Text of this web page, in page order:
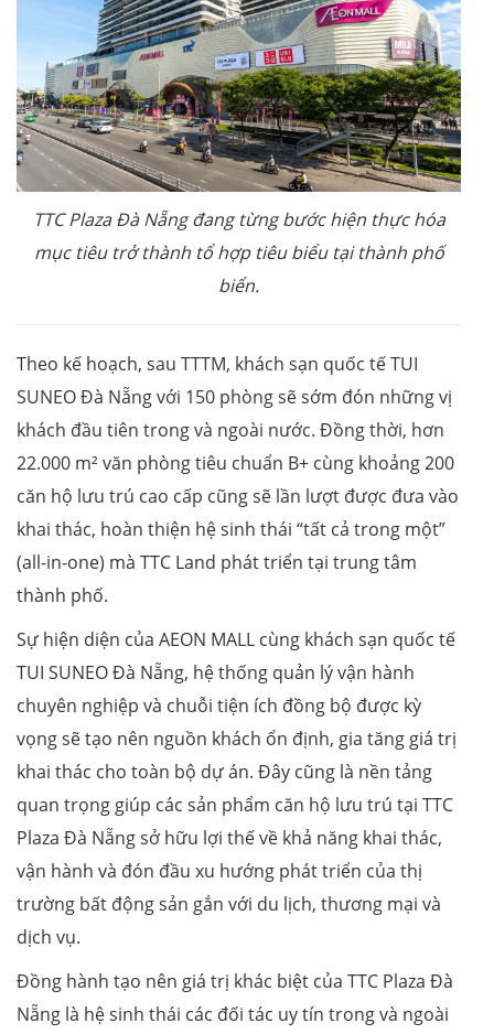
TTC Plaza Đà Nẵng đang từng bước hiện thực hóa
mục tiêu trở thành tổ hợp tiêu biểu tại thành phố
biển.
Theo kế hoạch, sau TTTM, khách sạn quốc tế TUI
SUNEO Đà Nẵng với 150 phòng sẽ sớm đón những vị
khách đầu tiên trong và ngoài nước. Đồng thời, hơn
22.000 m² văn phòng tiêu chuẩn B+ cùng khoảng 200
căn hộ lưu trú cao cấp cũng sẽ lần lượt được đưa vào
khai thác, hoàn thiện hệ sinh thái “tất cả trong một”
(all-in-one) mà TTC Land phát triển tại trung tâm
thành phố.
Sự hiện diện của AEON MALL cùng khách sạn quốc tế
TUI SUNEO Đà Nẵng, hệ thống quản lý vận hành
chuyên nghiệp và chuỗi tiện ích đồng bộ được kỳ
vọng sẽ tạo nên nguồn khách ổn định, gia tăng giá trị
khai thác cho toàn bộ dự án. Đây cũng là nền tảng
quan trọng giúp các sản phẩm căn hộ lưu trú tại TTC
Plaza Đà Nẵng sở hữu lợi thế về khả năng khai thác,
vận hành và đón đầu xu hướng phát triển của thị
trường bất động sản gắn với du lịch, thương mại và
dịch vụ.
Đồng hành tạo nên giá trị khác biệt của TTC Plaza Đà
Nẵng là hệ sinh thái các đối tác uy tín trong và ngoài